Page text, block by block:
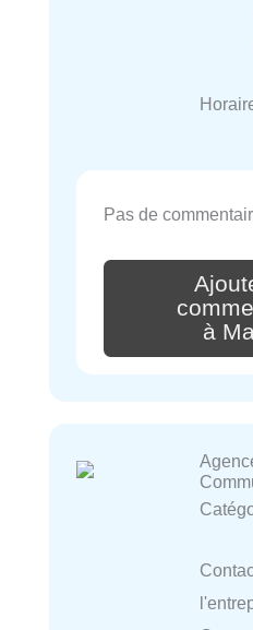
Pas de
à